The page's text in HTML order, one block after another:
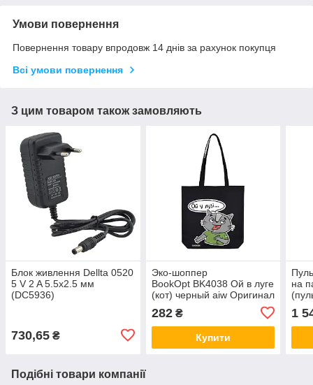
Умови повернення
Повернення товару впродовж 14 днів за рахунок покупця
Всі умови повернення
З цим товаром також замовляють
Блок живлення Dellta 0520
5 V 2 A 5.5x2.5 мм
(DC5936)
730,65 ₴
Эко-шоппер
BookOpt BK4038 Ой в луге
(кот) черный aiw Оригинал
282₴
Купити
на
1
Подібні товари компанії